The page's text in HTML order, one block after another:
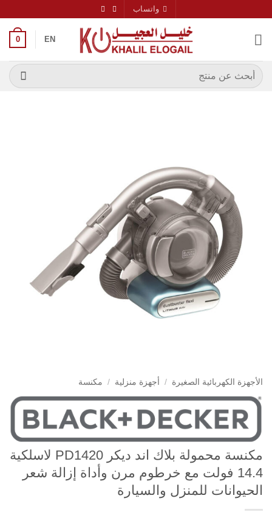
واتساب
EN
0
البحث
عن:
الأجهزة الكهربائية الصغيرة / أجهزة منزلية / مكنسة
مكنسة محمولة بلاك اند ديكر PD1420 لاسلكية
14.4 فولت مع خرطوم مرن وأداة إزالة شعر
الحيوانات للمنزل والسيارة